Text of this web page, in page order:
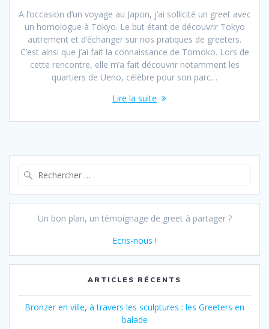
A l’occasion d’un voyage au Japon, j’ai sollicité un greet avec
un homologue à Tokyo. Le but étant de découvrir Tokyo
autrement et d’échanger sur nos pratiques de greeters.
C’est ainsi que j’ai fait la connaissance de Tomoko. Lors de
cette rencontre, elle m’a fait découvrir notamment les
quartiers de Ueno, célèbre pour son parc…
Lire la suite
Un bon plan, un témoignage de greet à partager ?
Ecris-nous !
ARTICLES RÉCENTS
Bronzer en ville, à travers les sculptures : les Greeters en
balade